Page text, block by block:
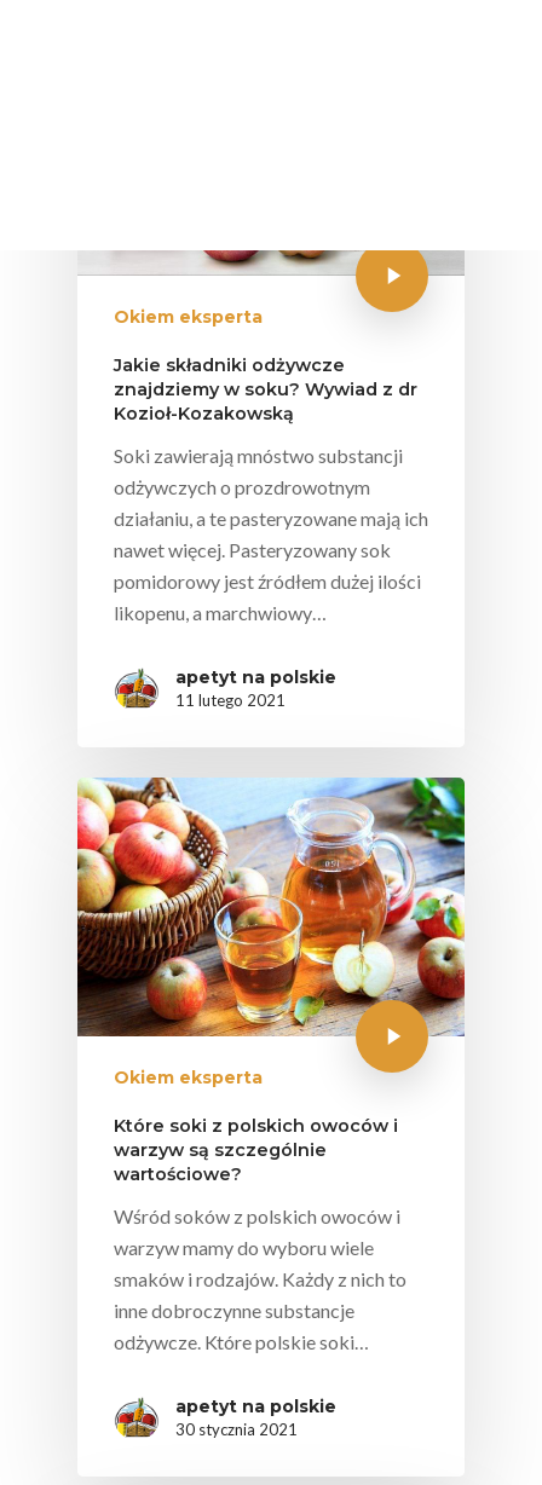
Okiem eksperta
Jakie składniki odżywcze
znajdziemy w soku? Wywiad z dr
Kozioł-Kozakowską
Soki zawierają mnóstwo substancji
odżywczych o prozdrowotnym
działaniu, a te pasteryzowane mają ich
nawet więcej. Pasteryzowany sok
pomidorowy jest źródłem dużej ilości
likopenu, a marchwiowy…
apetyt na polskie
11 lutego 2021
Okiem eksperta
Które soki z polskich owoców i
warzyw są szczególnie
wartościowe?
Wśród soków z polskich owoców i
warzyw mamy do wyboru wiele
smaków i rodzajów. Każdy z nich to
inne dobroczynne substancje
odżywcze. Które polskie soki…
apetyt na polskie
30 stycznia 2021